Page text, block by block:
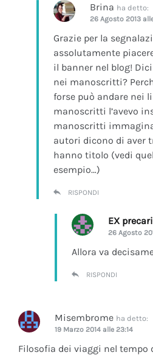
Brina ha detto:
26 Agosto 2013
Grazie per la
assolutamente
il banner nel blog!
nei manoscritti?
forse può andare nei
manoscritti l’avevo
manoscritti
autori dicono di aver
hanno titolo (vedi
esempio…)
RISPONDI
EX
26 Agosto
Allora va
RISPONDI
Misembrome ha detto:
19 Marzo 2014 alle 23:14
Filosofia dei viaggi nel tempo